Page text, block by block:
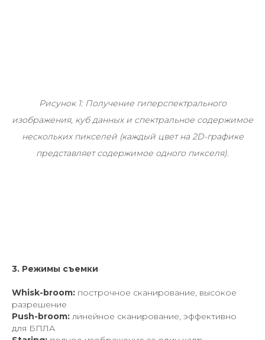
Рисунок 1: Получение гиперспектрального
изображения, куб данных и спектральное содержимое
нескольких пикселей (каждый цвет на 2D-графике
представляет содержимое одного пикселя).
3. Режимы съемки·
Whisk-broom: построчное сканирование, высокое
разрешение
Push-broom: линейное сканирование, эффективно
для БПЛА